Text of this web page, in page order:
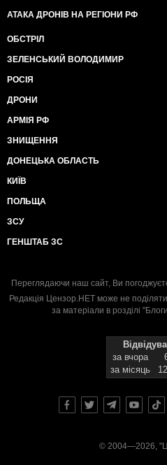
АТАКА ДРОНІВ НА РЕГІОНИ РФ
ОБСТРІЛ
ЗЕЛЕНСЬКИЙ ВОЛОДИМИР
РОСІЯ
ДРОНИ
АРМІЯ РФ
ЗНИЩЕННЯ
ДОНЕЦЬКА ОБЛАСТЬ
КИЇВ
ПОЛЬЩА
ЗСУ
ГЕНШТАБ ЗС
Переглядаючи наш сайт, Ви
Редакція Цензор.НЕТ може не поділяти
за матеріали в розділі
за вчора
за місяць
© 2004—2026,